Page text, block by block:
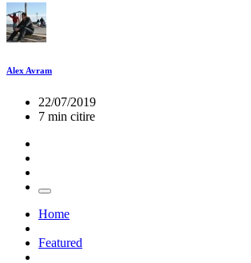
Alex Avram
22/07/2019
7 min citire
Home
Featured